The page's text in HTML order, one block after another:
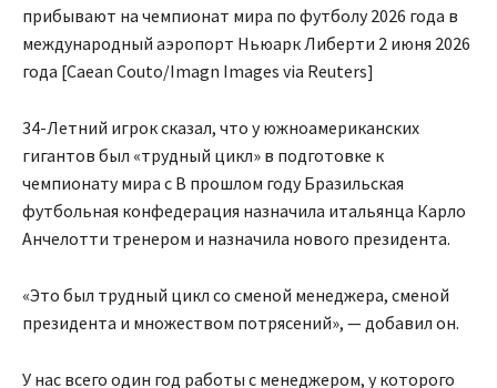
прибывают на чемпионат мира по футболу 2026 года в
международный аэропорт Ньюарк Либерти 2 июня 2026
года [Caean Couto/Imagn Images via Reuters]
34-Летний игрок сказал, что у южноамериканских
гигантов был «трудный цикл» в подготовке к
чемпионату мира с В прошлом году Бразильская
футбольная конфедерация назначила итальянца Карло
Анчелотти тренером и назначила нового президента.
«Это был трудный цикл со сменой менеджера, сменой
президента и множеством потрясений», — добавил он.
У нас всего один год работы с менеджером, у которого